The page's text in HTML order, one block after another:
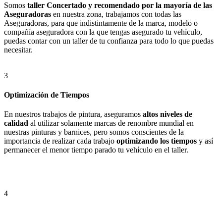
Somos taller Concertado y recomendado por la mayoría de las
Aseguradoras en nuestra zona, trabajamos con todas las
Aseguradoras, para que indistintamente de la marca, modelo o
compañía aseguradora con la que tengas asegurado tu vehículo,
puedas contar con un taller de tu confianza para todo lo que puedas
necesitar.
3
Optimización de Tiempos
En nuestros trabajos de pintura, aseguramos altos niveles de
calidad al utilizar solamente marcas de renombre mundial en
nuestras pinturas y barnices, pero somos conscientes de la
importancia de realizar cada trabajo optimizando los tiempos y así
permanecer el menor tiempo parado tu vehículo en el taller.
4